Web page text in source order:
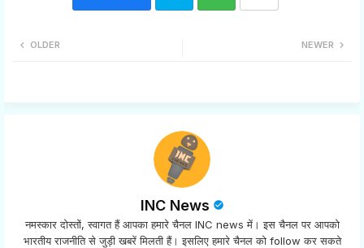
NEWER
OLDER
INC News
नमस्कार दोस्तों, स्वागत हैं आपका हमारे चैनल INC news में। इस चैनल पर आपको
भारतीय राजनीति से जुड़ी खबरें मिलती हैं। इसलिए हमारे चैनल को follow कर सकते